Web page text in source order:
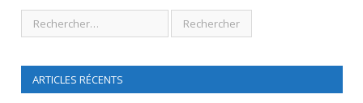
ARTICLES RÉCENTS